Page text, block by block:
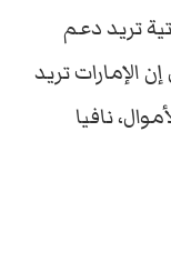
تريد دعم
الإمارات تريد
نافيا